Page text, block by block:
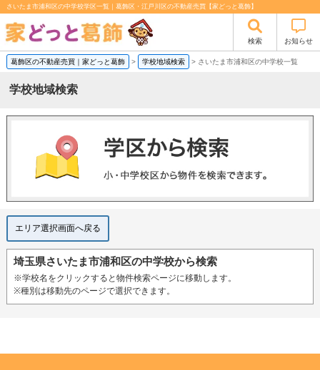
さいたま市浦和区の中学校学区一覧｜葛飾区・江戸川区の不動産売買【家どっと葛飾】
検索 お知らせ
葛飾区の不動産売買｜家どっと葛飾 > 学校地域検索 > さいたま市浦和区の中学校一覧
学校地域検索
エリア選択画面へ戻る
埼玉県さいたま市浦和区の中学校から検索
※学校名をクリックすると物件検索ページに移動します。
※種別は移動先のページで選択できます。